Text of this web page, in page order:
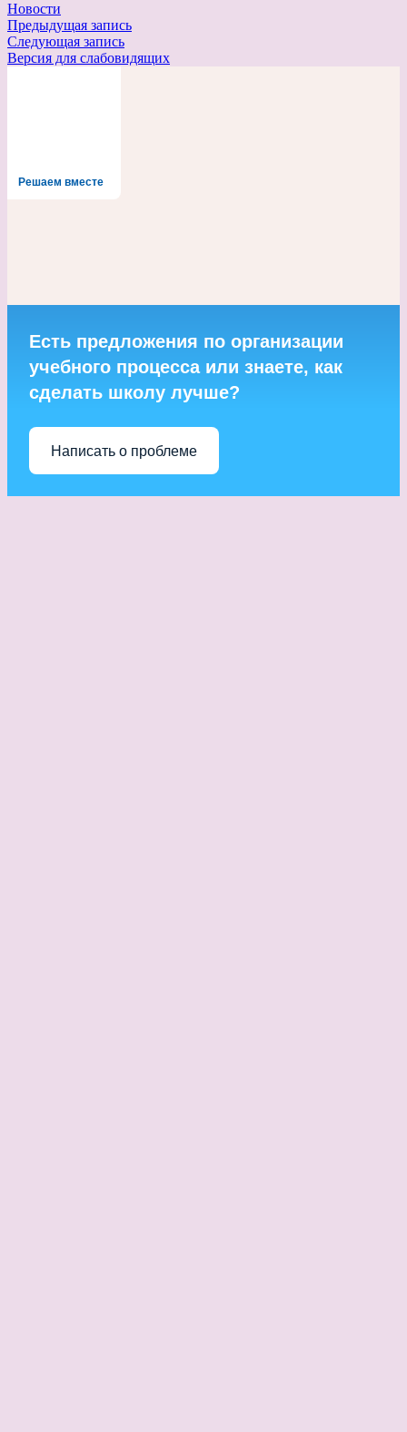
Новости
Навигация
по
Предыдущая запись
Следующая запись
Версия для слабовидящих
Решаем вместе
Есть предложения по организации
учебного процесса или знаете, как
сделать школу лучше?
Написать о проблеме